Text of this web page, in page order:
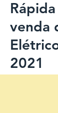
venda
2021